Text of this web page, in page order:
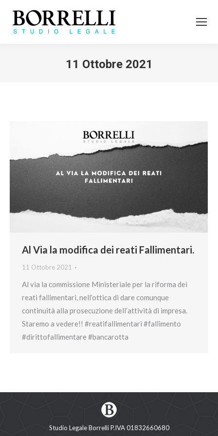
11 Ottobre 2021
Al Via la modifica dei reati Fallimentari.
11 Ottobre 2021
Al via la commissione Ministeriale per la riforma dei
reati fallimentari, nell’ottica di dare comunque
continuità alla prosecuzione dell’attività di impresa.
Staremo a vedere!! #reatifallimentari #fallimento
#dirittofallimentare #bancarotta
Studio Legale Borrelli P.IVA 01832660680